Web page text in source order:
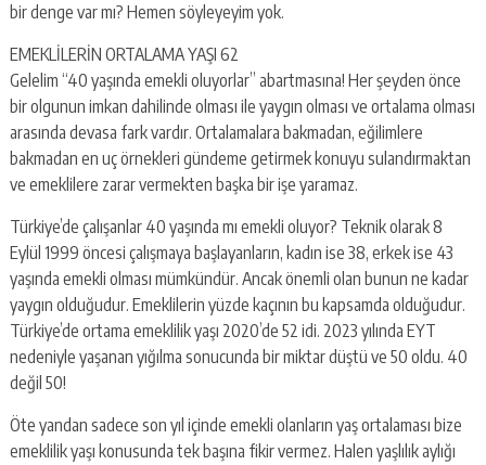
bir denge var mı? Hemen söyleyeyim yok.
EMEKLİLERİN ORTALAMA YAŞI 62
Gelelim “40 yaşında emekli oluyorlar” abartmasına! Her şeyden önce
bir olgunun imkan dahilinde olması ile yaygın olması ve ortalama olması
arasında devasa fark vardır. Ortalamalara bakmadan, eğilimlere
bakmadan en uç örnekleri gündeme getirmek konuyu sulandırmaktan
ve emeklilere zarar vermekten başka bir işe yaramaz.
Türkiye’de çalışanlar 40 yaşında mı emekli oluyor? Teknik olarak 8
Eylül 1999 öncesi çalışmaya başlayanların, kadın ise 38, erkek ise 43
yaşında emekli olması mümkündür. Ancak önemli olan bunun ne kadar
yaygın olduğudur. Emeklilerin yüzde kaçının bu kapsamda olduğudur.
Türkiye’de ortama emeklilik yaşı 2020’de 52 idi. 2023 yılında EYT
nedeniyle yaşanan yığılma sonucunda bir miktar düştü ve 50 oldu. 40
değil 50!
Öte yandan sadece son yıl içinde emekli olanların yaş ortalaması bize
emeklilik yaşı konusunda tek başına fikir vermez. Halen yaşlılık aylığı